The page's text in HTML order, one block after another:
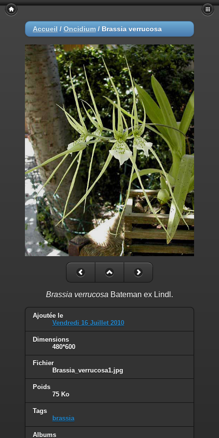
Accueil / Oncidium / Brassia verrucosa
Brassia verrucosa Bateman ex Lindl.
Ajoutée le
Vendredi 16 Juillet 2010
Dimensions
480*600
Fichier
Brassia_verrucosa1.jpg
Poids
75 Ko
Tags
brassia
Albums